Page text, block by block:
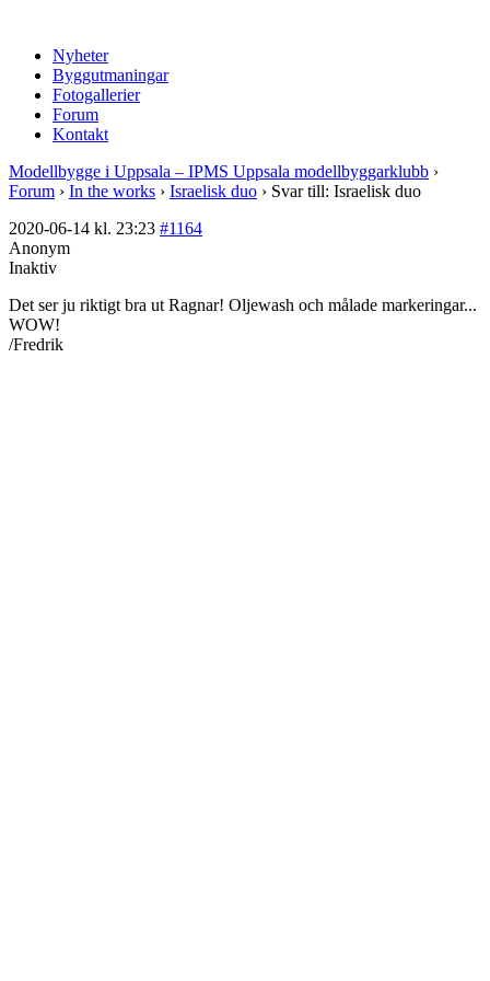
Nyheter
Byggutmaningar
Fotogallerier
Forum
Kontakt
Modellbygge i Uppsala – IPMS Uppsala modellbyggarklubb ›
Forum › In the works › Israelisk duo › Svar till: Israelisk duo
2020-06-14 kl. 23:23 #1164
Anonym
Inaktiv
Det ser ju riktigt bra ut Ragnar! Oljewash och målade markeringar...
WOW!
/Fredrik